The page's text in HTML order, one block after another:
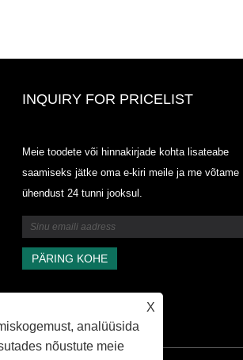
INQUIRY FOR PRICELIST
Meie toodete või hinnakirjade kohta lisateabe
saamiseks jätke oma e-kiri meile ja me võtame
ühendust 24 tunni jooksul.
X
analüüsida
nõustute meie